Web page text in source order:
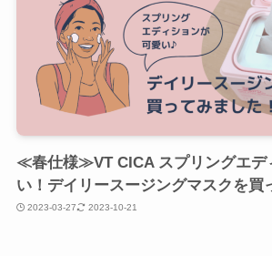
≪春仕様≫VT CICA スプリングエデ
い！デイリースージングマスクを買
2023-03-27 2023-10-21